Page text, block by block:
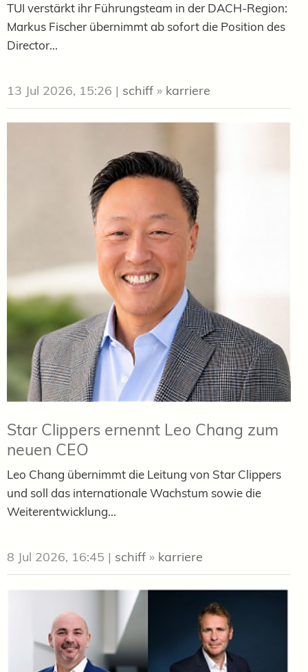
TUI verstärkt ihr Führungsteam in der DACH-Region:
Markus Fischer übernimmt ab sofort die Position des
Director...
13 Jul 2026, 15:26 | schiff » karriere
Star Clippers ernennt Leo Chang zum
neuen CEO
Leo Chang übernimmt die Leitung von Star Clippers
und soll das internationale Wachstum sowie die
Weiterentwicklung...
8 Jul 2026, 16:45 | schiff » karriere